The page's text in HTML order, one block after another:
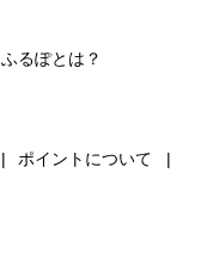
ふるぽとは？
ポイントについて